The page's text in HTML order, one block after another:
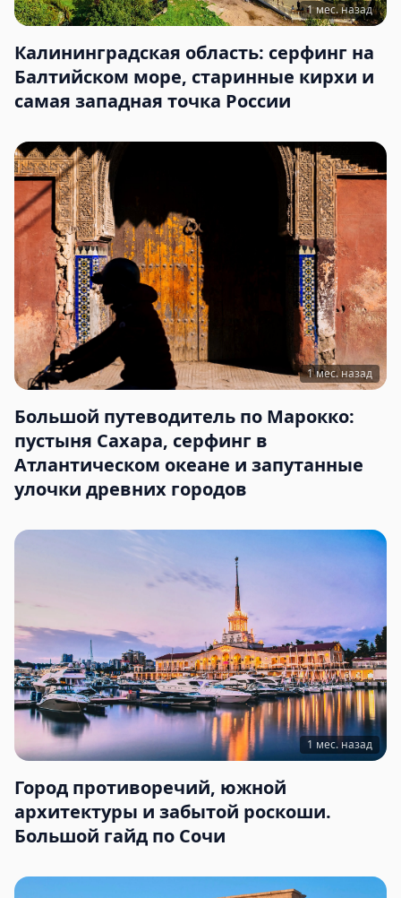
1 мес. назад
Калининградская область: серфинг на
Балтийском море, старинные кирхи и
самая западная точка России
1 мес. назад
Большой путеводитель по Марокко:
пустыня Сахара, серфинг в
Атлантическом океане и запутанные
улочки древних городов
1 мес. назад
Город противоречий, южной
архитектуры и забытой роскоши.
Большой гайд по Сочи